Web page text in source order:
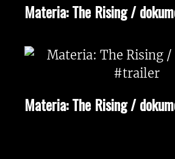
Materia: The Rising /
Materia: The Rising /